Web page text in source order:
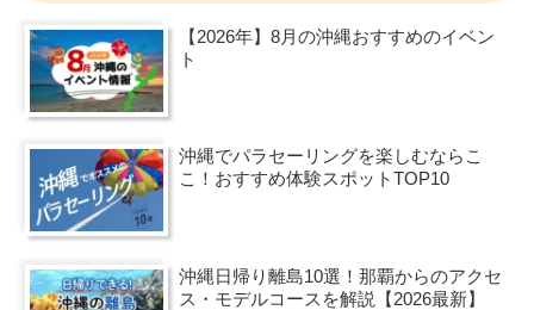
【2026年】8月の沖縄おすすめのイベン
ト
沖縄でパラセーリングを楽しむならこ
こ！おすすめ体験スポットTOP10
沖縄日帰り離島10選！那覇からのアクセ
ス・モデルコースを解説【2026最新】